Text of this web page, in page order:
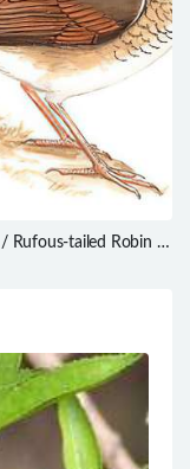
Rufous-tailed Robin /